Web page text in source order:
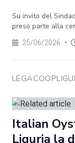
Su invito del
preso parte alla
25/06/2026 •
Italian
Liguria la